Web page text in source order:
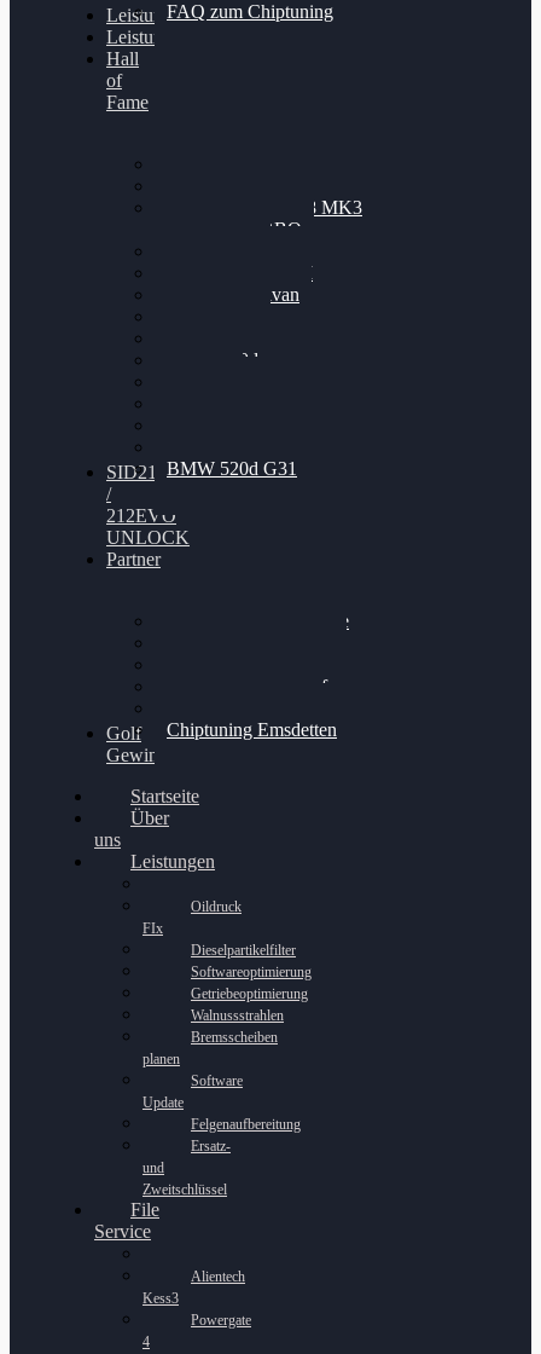
FAQ zum Chiptuning
Leistungsmessung
Leistungsprüfstand
Hall
of
Fame
Nissan GT-R35 3.8 MK3
V6 TWINTURBO
VW Passat 2.0TDI
VW T6 Multivan
BMW 120d
BMW 520d G31
SID212
/
212EVO
UNLOCK
Partner
Bilgenroth Performance
Chiptuning Schüttorf
Chiptuning Emsdetten
Golf
Gewinnspiel
Startseite
Über
uns
Leistungen
Oildruck
FIx
Dieselpartikelfilter
Softwareoptimierung
Getriebeoptimierung
Walnussstrahlen
Bremsscheiben
planen
Software
Update
Felgenaufbereitung
Ersatz-
und
Zweitschlüssel
File
Service
Alientech
Kess3
Powergate
4